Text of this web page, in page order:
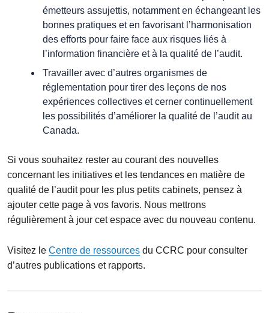
émetteurs assujettis, notamment en échangeant les
bonnes pratiques et en favorisant l’harmonisation
des efforts pour faire face aux risques liés à
l’information financière et à la qualité de l’audit.
Travailler avec d’autres organismes de
réglementation pour tirer des leçons de nos
expériences collectives et cerner continuellement
les possibilités d’améliorer la qualité de l’audit au
Canada.
Si vous souhaitez rester au courant des nouvelles
concernant les initiatives et les tendances en matière de
qualité de l’audit pour les plus petits cabinets, pensez à
ajouter cette page à vos favoris. Nous mettrons
régulièrement à jour cet espace avec du nouveau contenu.
Visitez le Centre de ressources du CCRC pour consulter
d’autres publications et rapports.